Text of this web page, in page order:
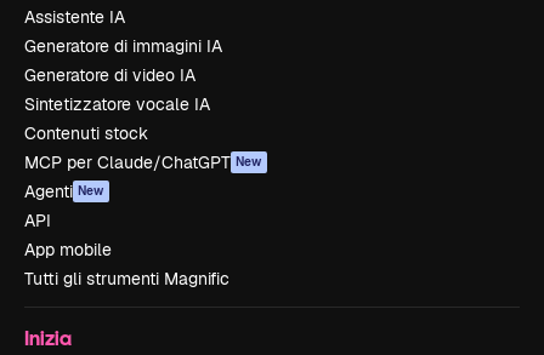
Assistente IA
Generatore di immagini IA
Generatore di video IA
Sintetizzatore vocale IA
Contenuti stock
MCP per Claude/ChatGPT New
Agenti New
API
App mobile
Tutti gli strumenti Magnific
Inizia